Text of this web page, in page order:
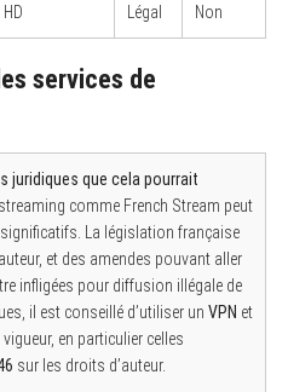
HD Légal Non
services de
juridiques que cela pourrait
comme French Stream peut
La législation française
et des amendes pouvant aller
infligées pour diffusion illégale de
il est conseillé d’utiliser un VPN et
en particulier celles
sur les droits d’auteur.